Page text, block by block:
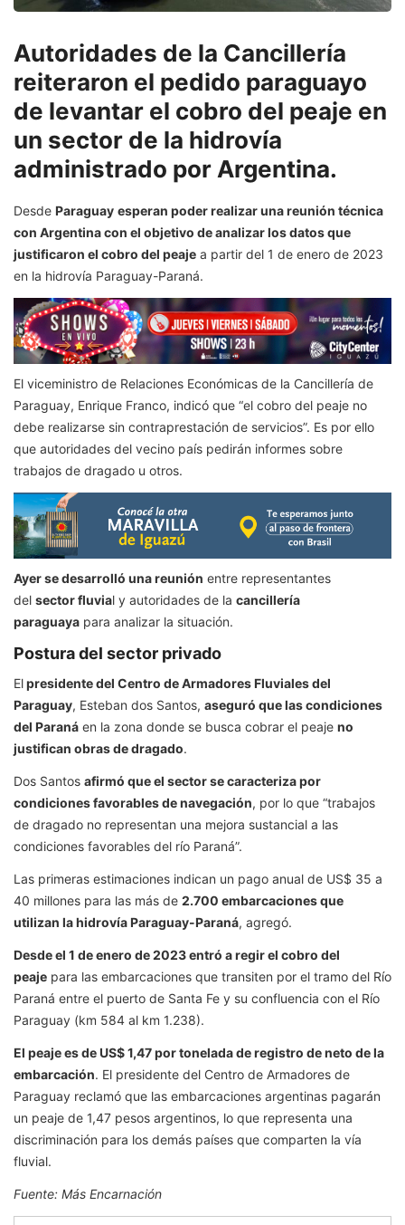
Autoridades de la Cancillería
reiteraron el pedido paraguayo
de levantar el cobro del peaje en
un sector de la hidrovía
administrado por Argentina.
Desde Paraguay esperan poder realizar una reunión técnica
con Argentina con el objetivo de analizar los datos que
justificaron el cobro del peaje a partir del 1 de enero de 2023
en la hidrovía Paraguay-Paraná.
El viceministro de Relaciones Económicas de la Cancillería de
Paraguay, Enrique Franco, indicó que “el cobro del peaje no
debe realizarse sin contraprestación de servicios”. Es por ello
que autoridades del vecino país pedirán informes sobre
trabajos de dragado u otros.
Ayer se desarrolló una reunión entre representantes
del sector fluvial y autoridades de la cancillería
paraguaya para analizar la situación.
Postura del sector privado
Elpresidente del Centro de Armadores Fluviales del
Paraguay, Esteban dos Santos, aseguró que las condiciones
del Paraná en la zona donde se busca cobrar el peaje no
justifican obras de dragado.
Dos Santos afirmó que el sector se caracteriza por
condiciones favorables de navegación, por lo que “trabajos
de dragado no representan una mejora sustancial a las
condiciones favorables del río Paraná”.
Las primeras estimaciones indican un pago anual de US$ 35 a
40 millones para las más de 2.700 embarcaciones que
utilizan la hidrovía Paraguay-Paraná, agregó.
Desde el 1 de enero de 2023 entró a regir el cobro del
peaje para las embarcaciones que transiten por el tramo del Río
Paraná entre el puerto de Santa Fe y su confluencia con el Río
Paraguay (km 584 al km 1.238).
El peaje es de US$ 1,47 por tonelada de registro de neto de la
embarcación. El presidente del Centro de Armadores de
Paraguay reclamó que las embarcaciones argentinas pagarán
un peaje de 1,47 pesos argentinos, lo que representa una
discriminación para los demás países que comparten la vía
fluvial.
Fuente: Más Encarnación